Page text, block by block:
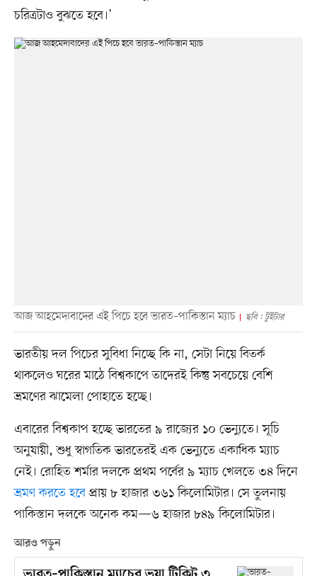
চরিত্রটাও বুঝতে হবে।’
আজ আহমেদাবাদের এই পিচে হবে ভারত–পাকিস্তান ম্যাচ ছবি : টুইটার
ভারতীয় দল পিচের সুবিধা নিচ্ছে কি না, সেটা নিয়ে বিতর্ক
থাকলেও ঘরের মাঠে বিশ্বকাপে তাদেরই কিন্তু সবচেয়ে বেশি
ভ্রমণের ঝামেলা পোহাতে হচ্ছে।
এবারের বিশ্বকাপ হচ্ছে ভারতের ৯ রাজ্যের ১০ ভেন্যুতে। সূচি
অনুযায়ী, শুধু স্বাগতিক ভারতেরই এক ভেন্যুতে একাধিক ম্যাচ
নেই। রোহিত শর্মার দলকে প্রথম পর্বের ৯ ম্যাচ খেলতে ৩৪ দিনে
ভ্রমণ করতে হবেপ্রায় ৮ হাজার ৩৬১ কিলোমিটার। সে তুলনায়
পাকিস্তান দলকে অনেক কম—৬ হাজার ৮৪৯ কিলোমিটার।
আরও পড়ুন